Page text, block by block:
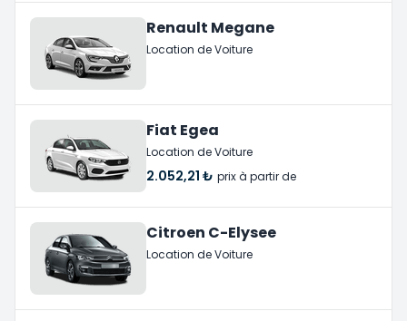
Renault Megane
Location de Voiture
Fiat Egea
Location de Voiture
2.052,21 ₺ prix à partir de
Citroen C-Elysee
Location de Voiture